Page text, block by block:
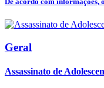
Geral
Assassinato de